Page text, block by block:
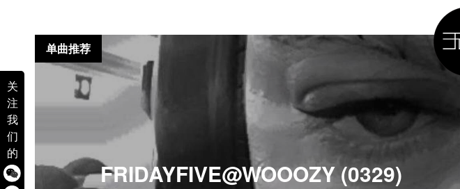
关
注
我
们
的
FRIDAYFIVE@WOOOZY (0329)
单曲推荐